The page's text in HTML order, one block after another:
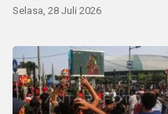
Selasa, 28 Juli 2026